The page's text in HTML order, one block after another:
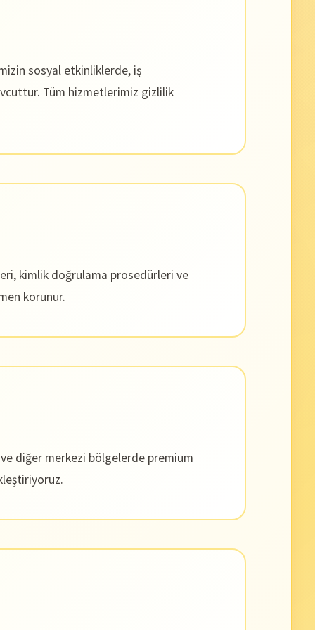
sosyal etkinliklerde, iş
Tüm hizmetlerimiz gizlilik
kimlik doğrulama prosedürleri ve
korunur.
diğer merkezi bölgelerde premium